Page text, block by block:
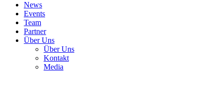
News
Events
Team
Partner
Über Uns
Über Uns
Kontakt
Media